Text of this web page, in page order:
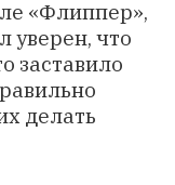
«Флиппер»,
уверен, что
заставило
делать